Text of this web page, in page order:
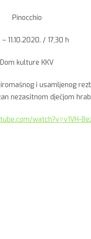
Pinocchio
– 11.10.2020. / 17,30 h
Dom kulture KKV
i usamljenog
nezasitnom dječjom
watch?v=v1VH-